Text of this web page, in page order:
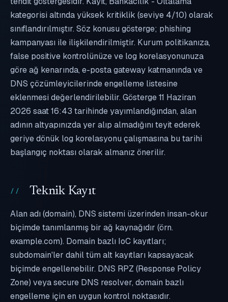
kategorisi altında yüksek kritiklik (seviye 4/10) olarak
sınıflandırılmıştır. Söz konusu gösterge; phishing
kampanyası ile ilişkilendirilmiştir. Kurum politikanıza,
false positive kontrolünüze ve log korelasyonunuza
göre ağ kenarında, e-posta gateway katmanında ve
DNS çözümleyicilerinde engelleme listesine
eklenmesi değerlendirilebilir. Gösterge 11 Haziran
2026 saat 16:43 tarihinde yayımlandığından, alan
adının altyapınızda yer alıp almadığını teyit ederek
geriye dönük log korelasyonu çalışmasına bu tarihi
başlangıç noktası olarak almanız önerilir.
Teknik Kayıt
Alan adı (domain), DNS sistemi üzerinden insan-okur
biçimde tanımlanmış bir ağ kaynağıdır (örn.
example.com). Domain bazlı IoC kayıtları;
subdomain'ler dahil tüm alt kayıtları kapsayacak
biçimde engellenebilir. DNS RPZ (Response Policy
Zone) veya secure DNS resolver, domain bazlı
engelleme için en uygun kontrol noktasıdır.